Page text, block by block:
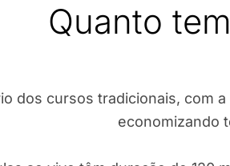
Quanto
dos cursos tradicionais, com
economizando